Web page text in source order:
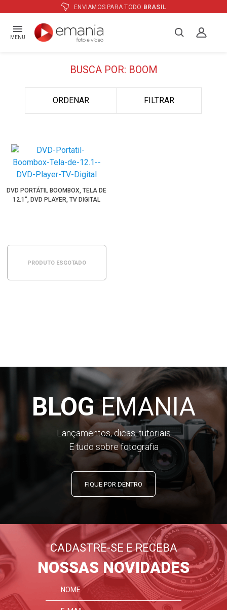
ENVIAMOS PARA TODO BRASIL
MENU
BUSCA POR: BOOM
ORDENAR FILTRAR
DVD PORTÁTIL BOOMBOX, TELA DE
12.1", DVD PLAYER, TV DIGITAL
PRODUTO ESGOTADO
BLOGEMANIA
Lançamentos, dicas, tutoriais
E tudo sobre fotografia
FIQUE POR DENTRO
CADASTRE-SE E RECEBA
NOSSAS NOVIDADES